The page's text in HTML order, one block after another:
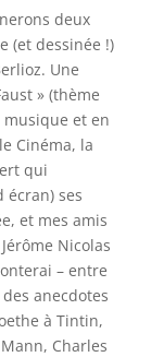
deux
(et dessinée !)
Une
» (thème
musique et en
Cinéma, la
qui
ses
et mes amis
Nicolas
– entre
anecdotes
à Tintin,
Charles